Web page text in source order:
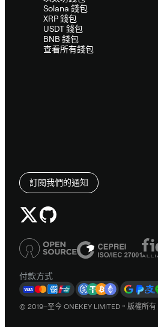
Solana 錢包
XRP 錢包
USDT 錢包
BNB 錢包
查看所有錢包
訂閱我們的通知
付款方式
© 2019–至今 ONEKEY LIMITED。版權所有